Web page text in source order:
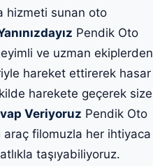
hizmeti sunan oto
Pendik Oto
ve uzman ekiplerden
hareket ettirerek hasar
harekete geçerek size
Veriyoruz Pendik Oto
araç filomuzla her ihtiyaca
taşıyabiliyoruz.